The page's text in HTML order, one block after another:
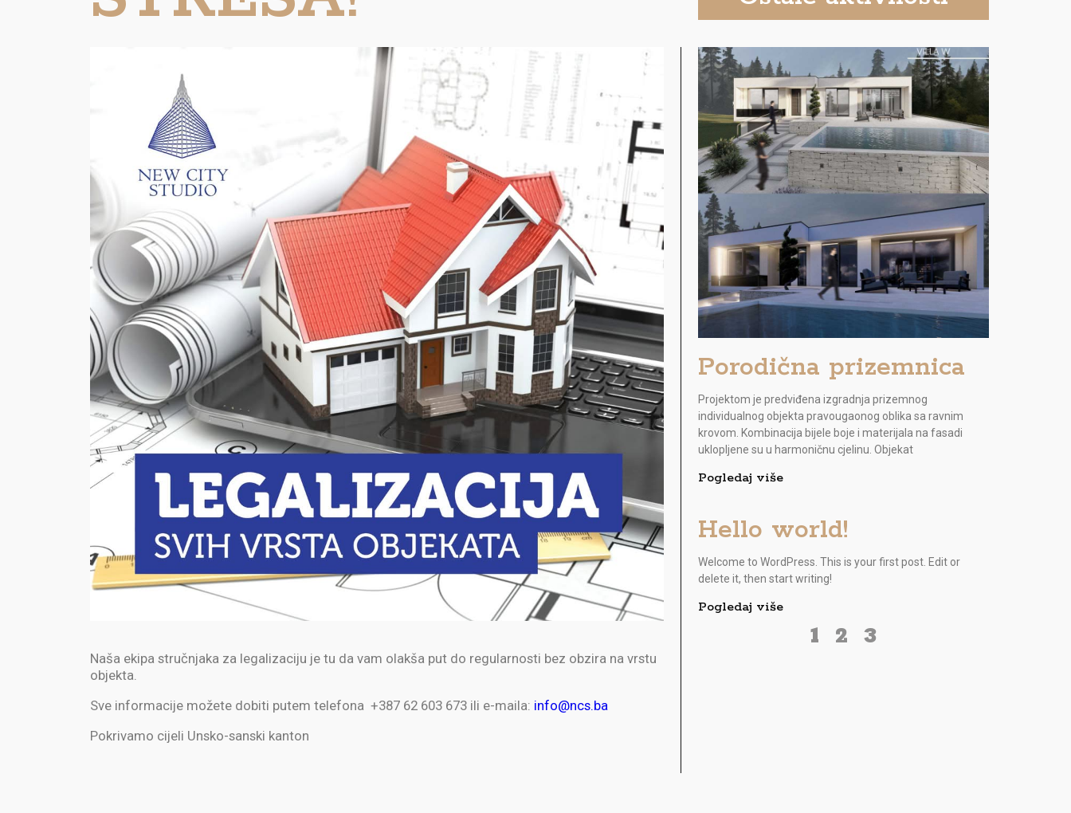
Naša ekipa stručnjaka za legalizaciju je tu da vam olakša put do regularnosti bez obzira na vrstu
objekta.
Sve informacije možete dobiti putem telefona +387 62 603 673 ili e-maila: info@ncs.ba
Pokrivamo cijeli Unsko-sanski kanton
Porodična prizemnica
Projektom je predviđena izgradnja prizemnog
individualnog objekta pravougaonog oblika sa ravnim
krovom. Kombinacija bijele boje i materijala na fasadi
uklopljene su u harmoničnu cjelinu. Objekat
Pogledaj više
Hello world!
Welcome to WordPress. This is your first post. Edit or
delete it, then start writing!
Pogledaj više
1 2 3